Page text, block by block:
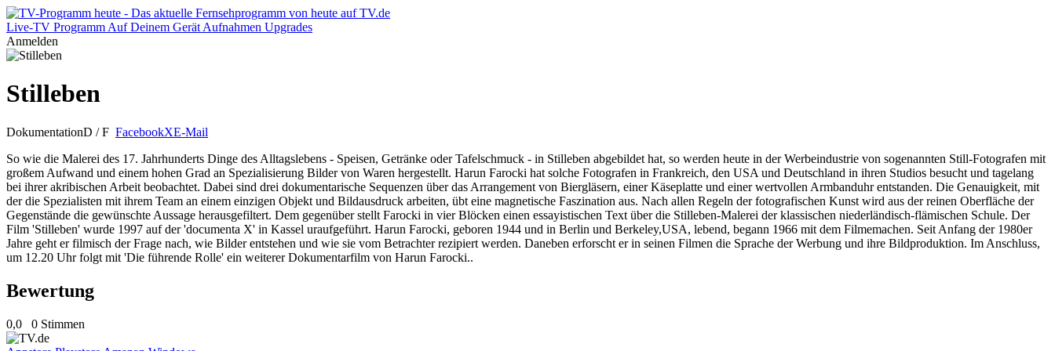
Live-TV Programm Auf Deinem Gerät Aufnahmen Upgrades
Anmelden
Stilleben
DokumentationD / F FacebookXE-Mail
So wie die Malerei des 17. Jahrhunderts Dinge des Alltagslebens - Speisen, Getränke oder Tafelschmuck - in Stilleben abgebildet hat, so werden heute in der Werbeindustrie von sogenannten Still-Fotografen mit
großem Aufwand und einem hohen Grad an Spezialisierung Bilder von Waren hergestellt. Harun Farocki hat solche Fotografen in Frankreich, den USA und Deutschland in ihren Studios besucht und tagelang
bei ihrer akribischen Arbeit beobachtet. Dabei sind drei dokumentarische Sequenzen über das Arrangement von Biergläsern, einer Käseplatte und einer wertvollen Armbanduhr entstanden. Die Genauigkeit, mit
der die Spezialisten mit ihrem Team an einem einzigen Objekt und Bildausdruck arbeiten, übt eine magnetische Faszination aus. Nach allen Regeln der fotografischen Kunst wird aus der reinen Oberfläche der
Gegenstände die gewünschte Aussage herausgefiltert. Dem gegenüber stellt Farocki in vier Blöcken einen essayistischen Text über die Stilleben-Malerei der klassischen niederländisch-flämischen Schule. Der
Film 'Stilleben' wurde 1997 auf der 'documenta X' in Kassel uraufgeführt. Harun Farocki, geboren 1944 und in Berlin und Berkeley,USA, lebend, begann 1966 mit dem Filmemachen. Seit Anfang der 1980er
Jahre geht er filmisch der Frage nach, wie Bilder entstehen und wie sie vom Betrachter rezipiert werden. Daneben erforscht er in seinen Filmen die Sprache der Werbung und ihre Bildproduktion. Im Anschluss,
um 12.20 Uhr folgt mit 'Die führende Rolle' ein weiterer Dokumentarfilm von Harun Farocki..
Bewertung
0,0 0 Stimmen